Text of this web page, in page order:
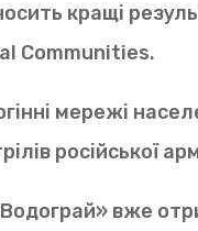
кращі
Communities.
мережі
російської
вже